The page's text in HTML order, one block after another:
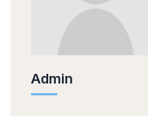
Admin